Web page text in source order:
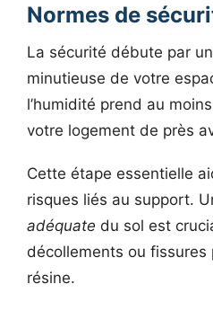
Normes de
La sécurité débute par
minutieuse de votre
l’humidité prend au
votre logement de près
Cette étape essentielle
risques liés au support.
adéquate du sol est
décollements ou fissures
résine.